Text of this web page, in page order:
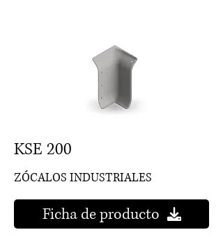
KSE 200
ZÓCALOS INDUSTRIALES
Ficha de producto